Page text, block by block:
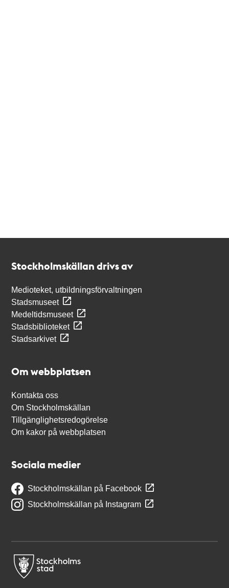
Stockholmskällan drivs av
Medioteket, utbildningsförvaltningen
Stadsmuseet
Medeltidsmuseet
Stadsbiblioteket
Stadsarkivet
Om webbplatsen
Kontakta oss
Om Stockholmskällan
Tillgänglighetsredogörelse
Om kakor på webbplatsen
Sociala medier
Stockholmskällan på Facebook
Stockholmskällan på Instagram